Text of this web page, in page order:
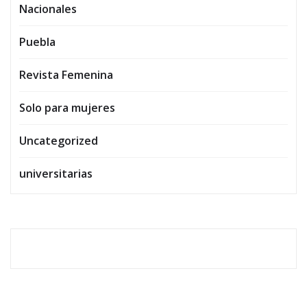
Nacionales
Puebla
Revista Femenina
Solo para mujeres
Uncategorized
universitarias